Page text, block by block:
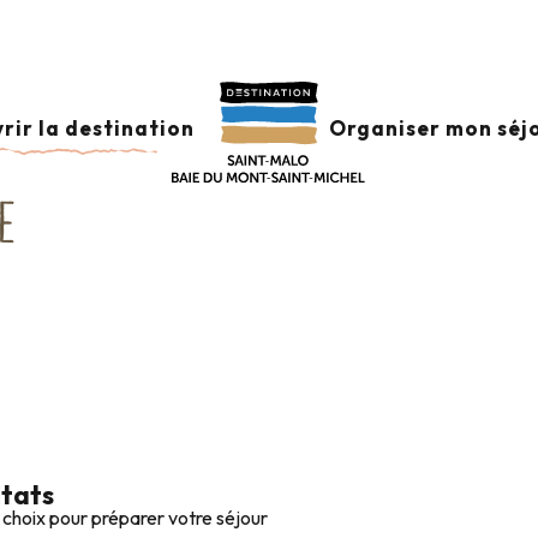
la destination Organiser mon
DE SAINT-
choix pour préparer votre séjour